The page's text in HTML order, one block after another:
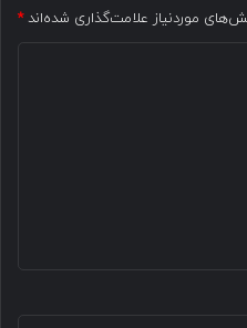
موردنیاز علامت‌گذاری شده‌اند*